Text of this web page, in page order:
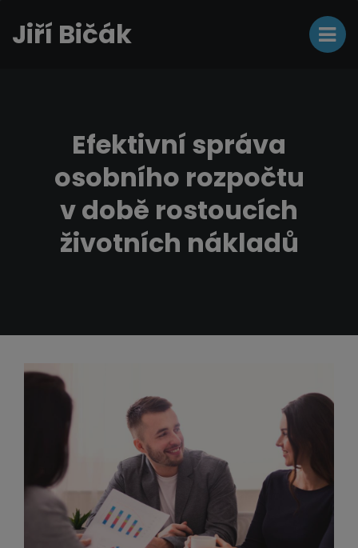
Jiří Bičák
Efektivní správa
osobního rozpočtu
v době rostoucích
životních nákladů